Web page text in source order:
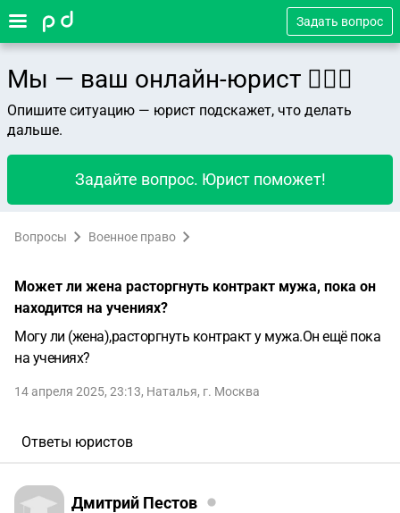
Задать вопрос
Мы — ваш онлайн-юрист 👨🏻‍⚖️
Опишите ситуацию — юрист подскажет, что делать
дальше.
Задайте вопрос. Юрист поможет!
Вопросы Военное право
Может ли жена расторгнуть контракт мужа, пока он
находится на учениях?
Могу ли (жена),расторгнуть контракт у мужа.Он ещё пока
на учениях?
14 апреля 2025, 23:13, Наталья, г. Москва
Ответы юристов
Дмитрий Пестов